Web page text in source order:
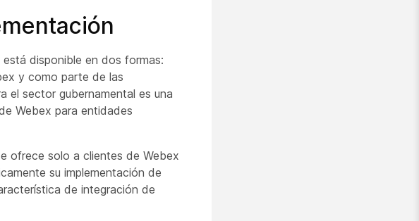
disponible en dos formas:
y como parte de las
el sector gubernamental es una
Webex para entidades
ofrece solo a clientes de Webex
su implementación de
de integración de